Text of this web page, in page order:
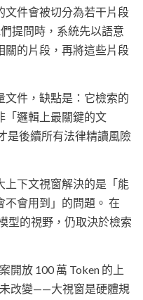
文件會被切分為若干片段
提問時，系統先以語意
關的片段，再將這些片段
文件，缺點是：它檢索的
「邏輯上最關鍵的文
是後續所有法律精讀風險
上下文視窗解決的是「能
不會用到」的問題。 在
型的視野，仍取決於檢索
開放 100 萬 Token 的上
改變——大視窗是硬體規